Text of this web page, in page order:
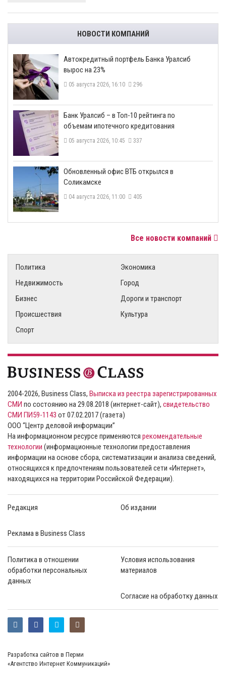
НОВОСТИ КОМПАНИЙ
​Автокредитный портфель Банка Уралсиб
вырос на 23%
05 августа 2026, 16:10 296
​Банк Уралсиб – в Топ-10 рейтинга по
объемам ипотечного кредитования
05 августа 2026, 10:45 337
​Обновленный офис ВТБ открылся в
Соликамске
04 августа 2026, 11:00 405
Все новости компаний
Политика
Экономика
Недвижимость
Город
Бизнес
Дороги и транспорт
Происшествия
Культура
Спорт
2004-2026, Business Class, Выписка из реестра зарегистрированных
СМИ по состоянию на 29.08.2018 (интернет-сайт), свидетельство
СМИ ПИ59-1143 от 07.02.2017 (газета)
ООО “Центр деловой информации”
На информационном ресурсе применяются рекомендательные
технологии (информационные технологии предоставления
информации на основе сбора, систематизации и анализа сведений,
относящихся к предпочтениям пользователей сети «Интернет»,
находящихся на территории Российской Федерации).
Редакция Об издании
Реклама в Business Class
Политика в отношении
обработки персональных
данных
Условия использования
материалов
Согласие на обработку данных
Разработка сайтов в Перми
«Агентство Интернет Коммуникаций»